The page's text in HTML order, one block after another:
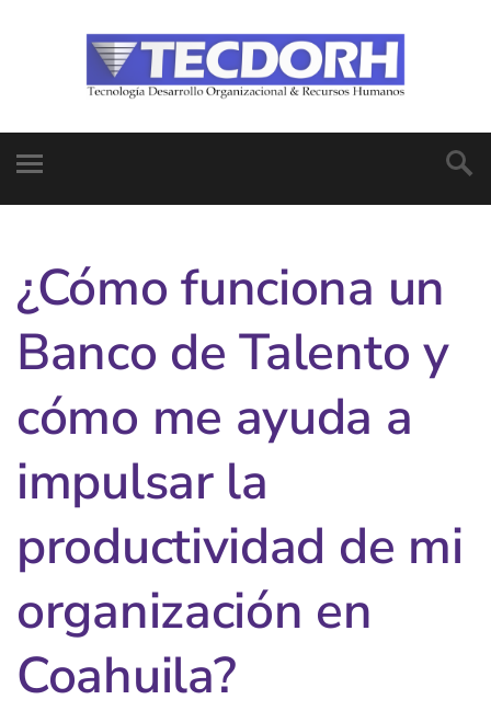
¿Cómo funciona un
Banco de Talento y
cómo me ayuda a
impulsar la
productividad de mi
organización en
Coahuila?